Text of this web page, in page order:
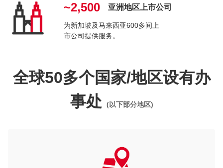
~2,500 亚洲地区上市公司
为新加坡及马来西亚600多间上
市公司提供服务。
全球50多个国家/地区设有办
事处
(以下部分地区)